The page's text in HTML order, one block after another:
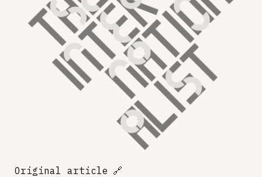
Original article 🔗